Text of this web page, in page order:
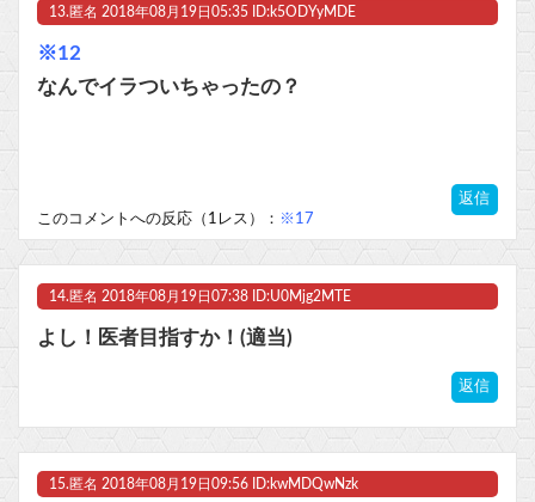
13. 匿名 2018年08月19日05:35 ID:k5ODYyMDE
※12
なんでイラついちゃったの？
返信
このコメントへの反応（1レス）： ※17
14. 匿名 2018年08月19日07:38 ID:U0Mjg2MTE
よし！医者目指すか！(適当)
返信
15. 匿名 2018年08月19日09:56 ID:kwMDQwNzk